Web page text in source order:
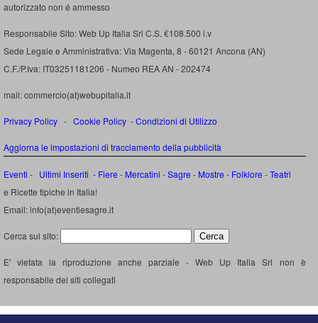
autorizzato non é ammesso
Responsabile Sito: Web Up Italia Srl C.S. €108.500 i.v
Sede Legale e Amministrativa: Via Magenta, 8 - 60121 Ancona (AN)
C.F./P.Iva: IT03251181206 - Numeo REA AN - 202474
mail: commercio(at)webupitalia.it
Privacy Policy - Cookie Policy -Condizioni di Utilizzo
Aggiorna le impostazioni di tracciamento della pubblicità
Eventi - Ultimi Inseriti - Fiere - Mercatini -Sagre - Mostre - Folklore -Teatri
e Ricette tipiche in Italia!
Email: info(at)eventiesagre.it
Cerca sul sito:
E' vietata la riproduzione anche parziale - Web Up Italia Srl non è
responsabile dei siti collegati